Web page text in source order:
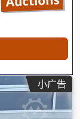
小广告